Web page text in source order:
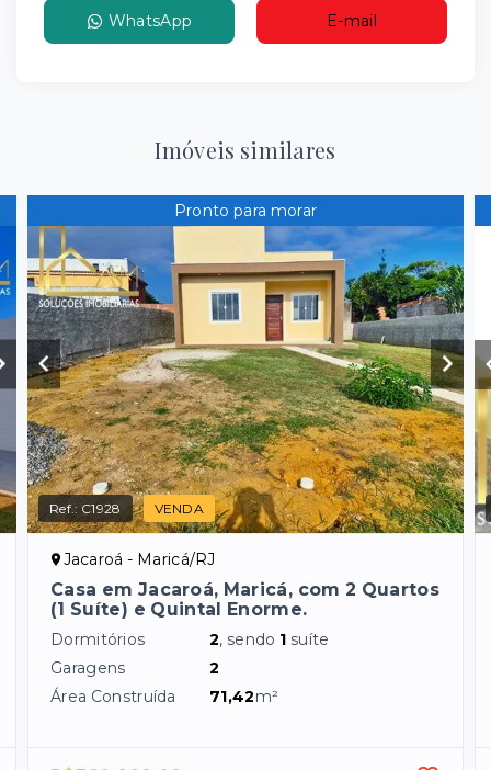
WhatsApp E-mail
Imóveis similares
Pronto para morar
Ref.: C1928 VENDA
Jacaroá - Maricá/RJ
Casa em Jacaroá, Maricá, com 2 Quartos
(1 Suíte) e Quintal Enorme.
Dormitórios 2, sendo 1 suíte
Garagens
2
Área Construída
71,42m²